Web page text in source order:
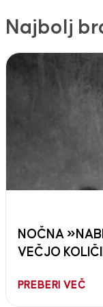
Najbolj
NOČNA
VEČJO
PREBERI VEČ